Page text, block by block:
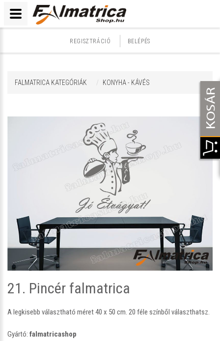
REGISZTRÁCIÓ BELÉPÉS
FALMATRICA KATEGÓRIÁK KONYHA - KÁVÉS
21. Pincér falmatrica
A legkisebb választható méret 40 x 50 cm. 20 féle színből választhatsz.
Gyártó: falmatricashop